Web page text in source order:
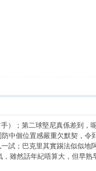
）；第二球堅尼真係差到，
中個位置感嚴重欠默契，
試；巴克里其實踢法似似
雖然話年紀唔算大，但早熟